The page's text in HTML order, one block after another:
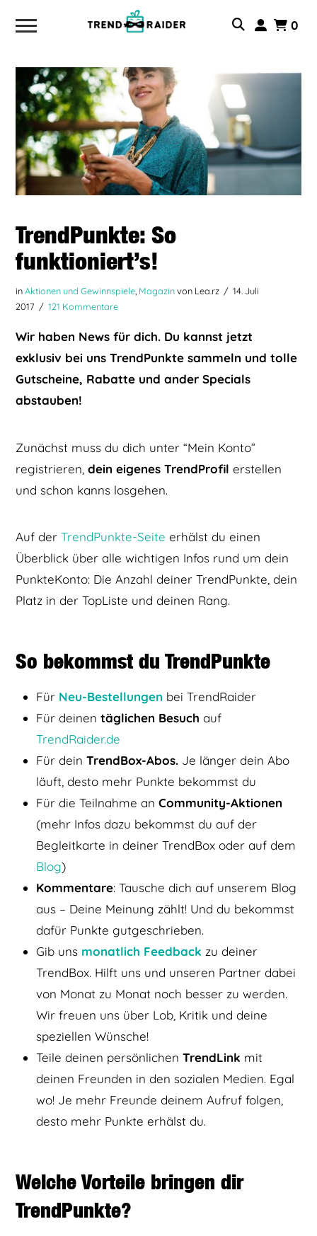
0
TrendPunkte: So
funktioniert’s!
inAktionen und Gewinnspiele Magazinvon Lea.rz
14. Juli
2017
121 Kommentare
Wir haben News für dich. Du kannst jetzt
exklusiv bei uns TrendPunkte sammeln und tolle
Gutscheine, Rabatte und ander Specials
abstauben!
Zunächst muss du dich unter “Mein Konto”
registrieren,dein eigenes TrendProfil erstellen
und schon kanns losgehen.
Auf derTrendPunkte-Seite erhälst du einen
Überblick über alle wichtigen Infos rund um dein
PunkteKonto: Die Anzahl deiner TrendPunkte, dein
Platz in der TopListe und deinen Rang.
So bekommst du TrendPunkte
Für Neu-Bestellungen bei TrendRaider
Für deinen täglichen Besuch auf
TrendRaider.de
Für dein TrendBox-Abos.Je länger dein Abo
läuft, desto mehr Punkte bekommst du
Für die Teilnahme an Community-Aktionen
(mehr Infos dazu bekommst du auf der
Begleitkarte in deiner TrendBox oder auf dem
Blog)
Kommentare: Tausche dich auf unserem Blog
aus – Deine Meinung zählt! Und du bekommst
dafür Punkte gutgeschrieben.
Gib uns monatlich Feedback zu deiner
TrendBox. Hilft uns und unseren Partner dabei
von Monat zu Monat noch besser zu werden.
Wir freuen uns über Lob, Kritik und deine
speziellen Wünsche!
Teile deinen persönlichen TrendLink mit
deinen Freunden in den sozialen Medien. Egal
wo! Je mehr Freunde deinem Aufruf folgen,
desto mehr Punkte erhälst du.
Welche Vorteile bringen dir
TrendPunkte?